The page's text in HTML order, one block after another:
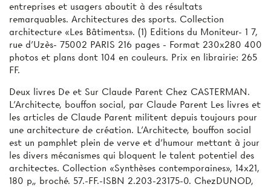
entreprises et usagers aboutit à des résultats
remarquables. Architectures des sports. Collection
architecture «Les Bâtiments». (1) Editions du Moniteur- 1 7,
rue d'Uzès- 75002 PARIS 216 pages - Format 230x280 400
photos et plans dont 104 en couleurs. Prix en librairie: 265
FF.
Deux livres De et Sur Claude Parent Chez CASTERMAN.
L'Architecte, bouffon social, par Claude Parent Les livres et
les articles de Claude Parent militent depuis toujours pour
une architecture de création. L'Architecte, bouffon social
est un pamphlet plein de verve et d'humour mettant à jour
les divers mécanismes qui bloquent le talent potentiel des
architectes. Collection «Synthèses contemporaines», 14x21,
180 p„ broché. 57.-FF.-ISBN 2.203-23175-0. ChezDUNOD,